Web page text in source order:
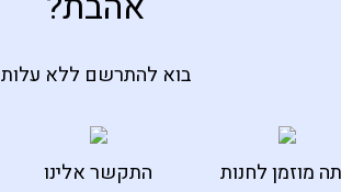
בוא להתרשם ללא עלות
מוזמן לחנות
התקשר אלינו